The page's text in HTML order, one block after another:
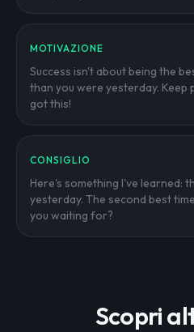
MOTIVAZIONE
Success isn't about being the
than you were yesterday. Keep
got this!
CONSIGLIO
Here's something I've learned:
yesterday. The second best
you waiting for?
Scopri